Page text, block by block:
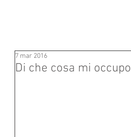
Di che cosa mi occupo
7 mar 2016